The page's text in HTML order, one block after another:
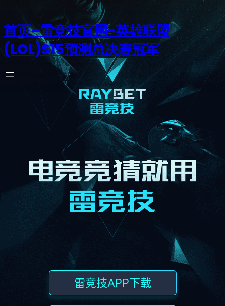
首页–雷竞技官网-英雄联盟
(LOL)S15预测总决赛冠军